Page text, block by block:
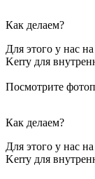
Как делаем?
Для этого у нас
Kerry для
Посмотрите
Как делаем?
Для этого у нас
Kerry для